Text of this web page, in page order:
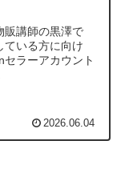
販講師の黒澤で
ている方に向け
ラーアカウント
2026.06.04